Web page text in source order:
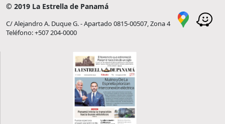
© 2019 La Estrella de Panamá
C/ Alejandro A. Duque G. - Apartado 0815-00507, Zona 4
Teléfono: +507 204-0000